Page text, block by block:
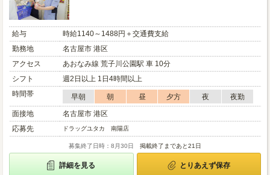
給与
時給1140～1488円＋交通費支給
勤務地
名古屋市 港区
アクセス
あおなみ線 荒子川公園駅 車 10分
シフト
週2日以上 1日4時間以上
時間帯
早朝 朝 昼 夕方 夜
夜勤
面接地
名古屋市 港区
応募先
ドラッグユタカ 南陽店
募集終了日時：8月30日 掲載終了まであと21日
詳細を見る とりあえず保存